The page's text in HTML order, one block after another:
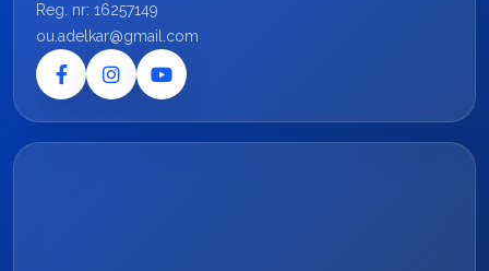
Reg. nr: 16257149
ou.adelkar@gmail.com